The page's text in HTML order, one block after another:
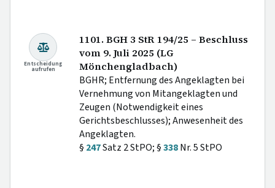
Entscheidung
aufrufen
1101. BGH 3 StR 194/25 – Beschluss
vom 9. Juli 2025 (LG
Mönchengladbach)
BGHR; Entfernung des Angeklagten bei
Vernehmung von Mitangeklagten und
Zeugen (Notwendigkeit eines
Gerichtsbeschlusses); Anwesenheit des
Angeklagten.
§ 247Satz 2 StPO; §338Nr. 5 StPO